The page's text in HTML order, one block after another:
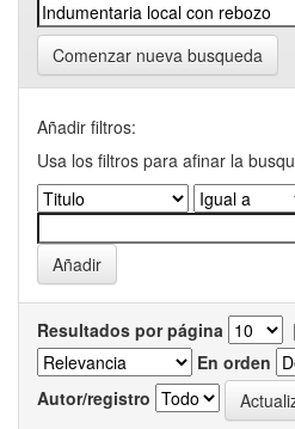
Comenzar nueva busqueda
Añadir filtros:
Usa los filtros para afinar la
Resultados por página |
En orden
Autor/registro